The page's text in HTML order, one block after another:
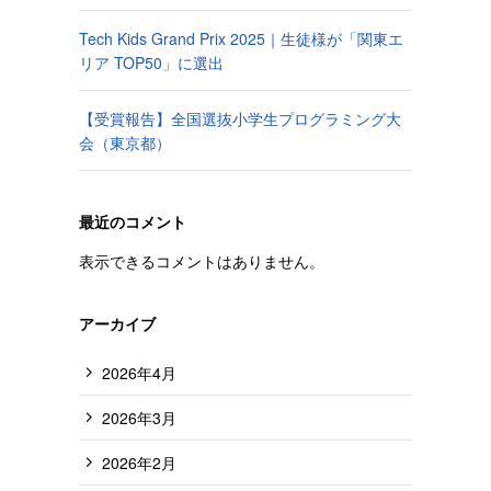
Tech Kids Grand Prix 2025｜生徒様が「関東エ
リア TOP50」に選出
【受賞報告】全国選抜小学生プログラミング大
会（東京都）
最近のコメント
表示できるコメントはありません。
アーカイブ
2026年4月
2026年3月
2026年2月